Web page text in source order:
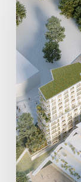
signés
pour
créer
000
m2
de
programmes
mixtes
et
900